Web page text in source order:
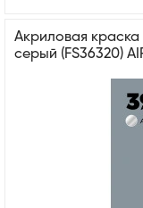
Акриловая
серый (FS36320)